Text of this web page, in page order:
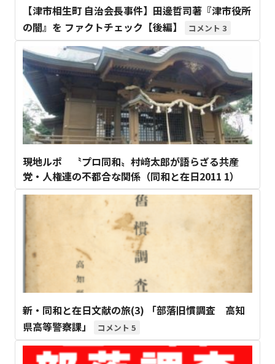
【津市相生町 自治会長事件】田邊哲司著『津市役所
の闇』を ファクトチェック【後編】
3
現地ルポ 〝プロ同和〟村﨑太郎が語らざる共産
党・人権連の不都合な関係（同和と在日2011 1）
新・同和と在日文献の旅(3) 「部落旧慣調査 高知
県高等警察課」
5